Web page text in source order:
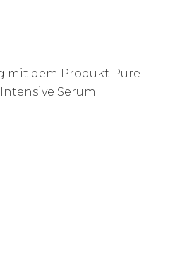
mit dem Produkt Pure
Serum.